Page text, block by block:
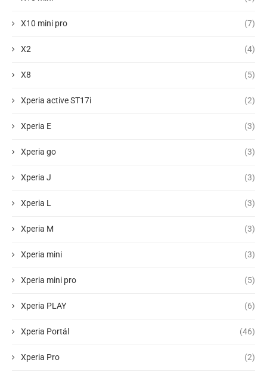
X10 mini pro (7)
X2 (4)
X8 (5)
Xperia active ST17i (2)
Xperia E (3)
Xperia go (3)
Xperia J (3)
Xperia L (3)
Xperia M (3)
Xperia mini (3)
Xperia mini pro (5)
Xperia PLAY (6)
Xperia Portál (46)
Xperia Pro (2)